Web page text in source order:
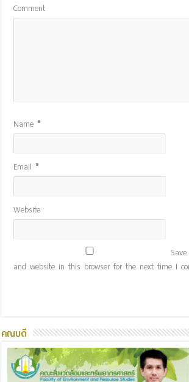
Comment
Name*
Email*
Website
and website in this browser for the next time I
คณบดี